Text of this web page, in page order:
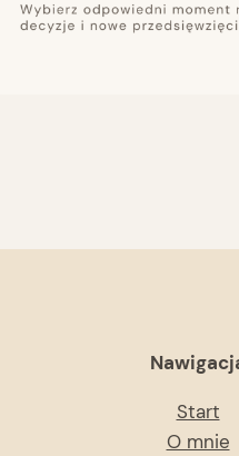
Start
O mnie